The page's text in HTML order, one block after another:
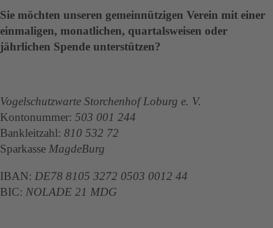
Sie möchten unseren gemeinnützigen Verein mit einer
einmaligen, monatlichen, quartalsweisen oder
jährlichen Spende unterstützen?
Vogelschutzwarte Storchenhof Loburg e. V.
Kontonummer: 503 001 244
Bankleitzahl: 810 532 72
Sparkasse MagdeBurg
IBAN: DE78 8105 3272 0503 0012 44
BIC: NOLADE 21 MDG